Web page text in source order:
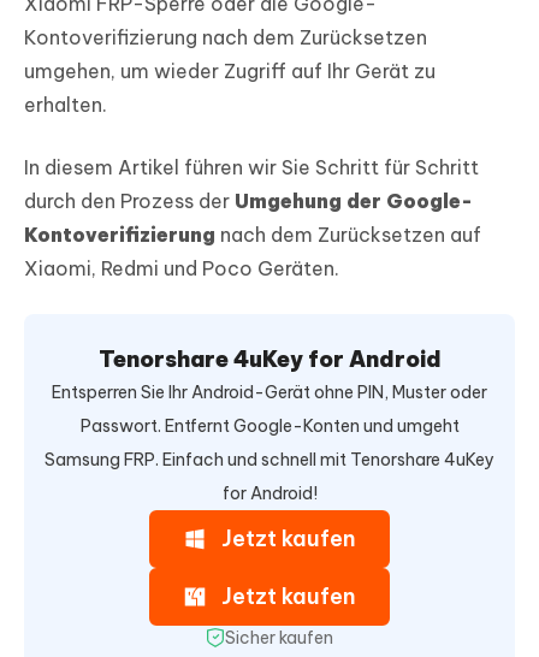
Kontoverifizierung nach dem Zurücksetzen
umgehen, um wieder Zugriff auf Ihr Gerät zu
erhalten.
In diesem Artikel führen wir Sie Schritt für Schritt
durch den Prozess der Umgehung der Google-
Kontoverifizierung nach dem Zurücksetzen auf
Xiaomi, Redmi und Poco Geräten.
Tenorshare 4uKey for Android
Entsperren Sie Ihr Android-Gerät ohne PIN, Muster oder
Passwort. Entfernt Google-Konten und umgeht
Samsung FRP. Einfach und schnell mit Tenorshare 4uKey
for Android!
Jetzt kaufen
Jetzt kaufen
Sicher kaufen